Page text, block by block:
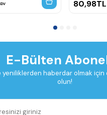
80,98TL
E-Bülten
yeniliklerden haberdar olmak
olun!